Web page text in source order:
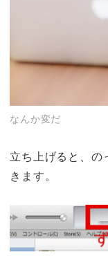
なんか変だ
立ち上げると、
きます。